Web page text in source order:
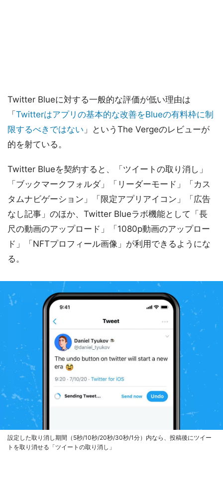
Twitter Blueに対する一般的な評価が低い理由は
「 Twitterはアプリの基本的な改善をBlueの有料枠に制
限するべきではない 」というThe Vergeのレビューが
的を射ている。
Twitter Blueを契約すると、「ツイートの取り消し」
「ブックマークフォルダ」「リーダーモード」「カス
タムナビゲーション」「限定アプリアイコン」「広告
なし記事」のほか、Twitter Blueラボ機能として「長
尺の動画のアップロード」「1080p動画のアップロー
ド」「NFTプロフィール画像」が利用できるようにな
る。
設定した取り消し期間（5秒/10秒/20秒/30秒/1分）内なら、投稿後にツイー
トを取り消せる「ツイートの取り消し」